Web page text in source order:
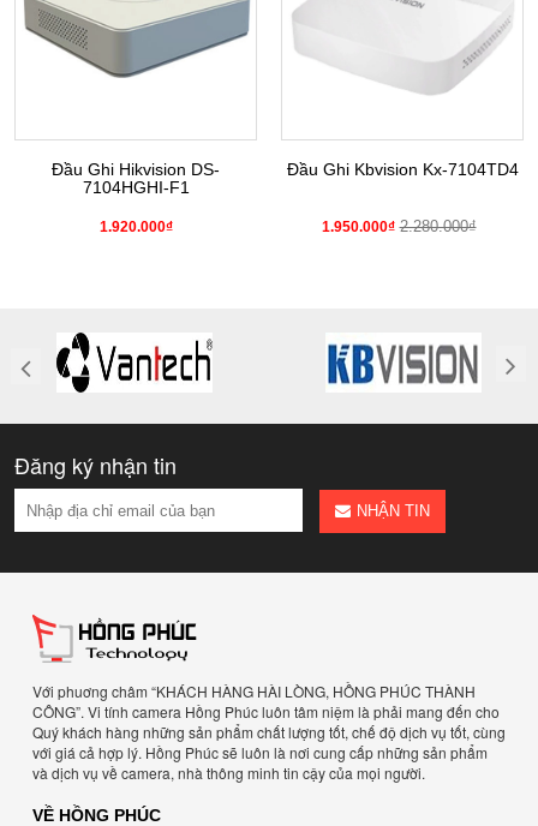
Đầu Ghi Hikvision DS-
7104HGHI-F1
1.920.000₫
Đầu Ghi Kbvision Kx-7104TD4
1.950.000₫ 2.280.000₫
Đăng ký nhận tin
NHẬN TIN
Với phuơng châm “KHÁCH HÀNG HÀI LÒNG, HỒNG PHÚC THÀNH
CÔNG”. Vi tính camera Hồng Phúc luôn tâm niệm là phải mang đến cho
Quý khách hàng những sản phẩm chất lượng tốt, chế độ dịch vụ tốt, cùng
với giá cả hợp lý. Hồng Phúc sẽ luôn là nơi cung cấp những sản phẩm
và dịch vụ về camera, nhà thông minh tin cậy của mọi người.
VỀ HỒNG PHÚC